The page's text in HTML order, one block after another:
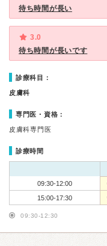
待ち時間が長い
3.0
待ち時間が長いです
診療科目：
皮膚科
専門医・資格：
皮膚科専門医
診療時間
09:30-12:00
15:00-17:30
09:30-12:30